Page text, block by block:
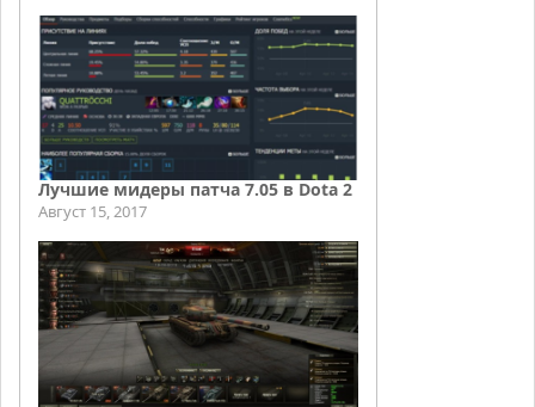
Лучшие мидеры патча 7.05 в Dota 2
Август 15, 2017